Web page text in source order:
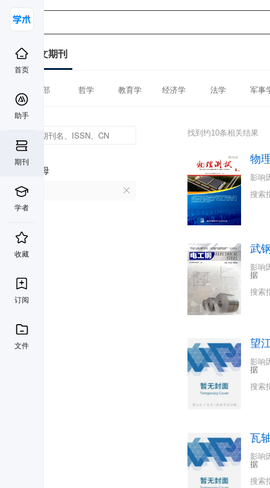
首页
助手
期刊
学者
收藏
订阅
文件
中文期刊
全部 哲学 教育学 经济学 法学 军事
首字母
W
找到约10条相关结果
物
影响
搜索
武
影响
据
搜索
望
影响
据
搜索
瓦
影响
据
搜索